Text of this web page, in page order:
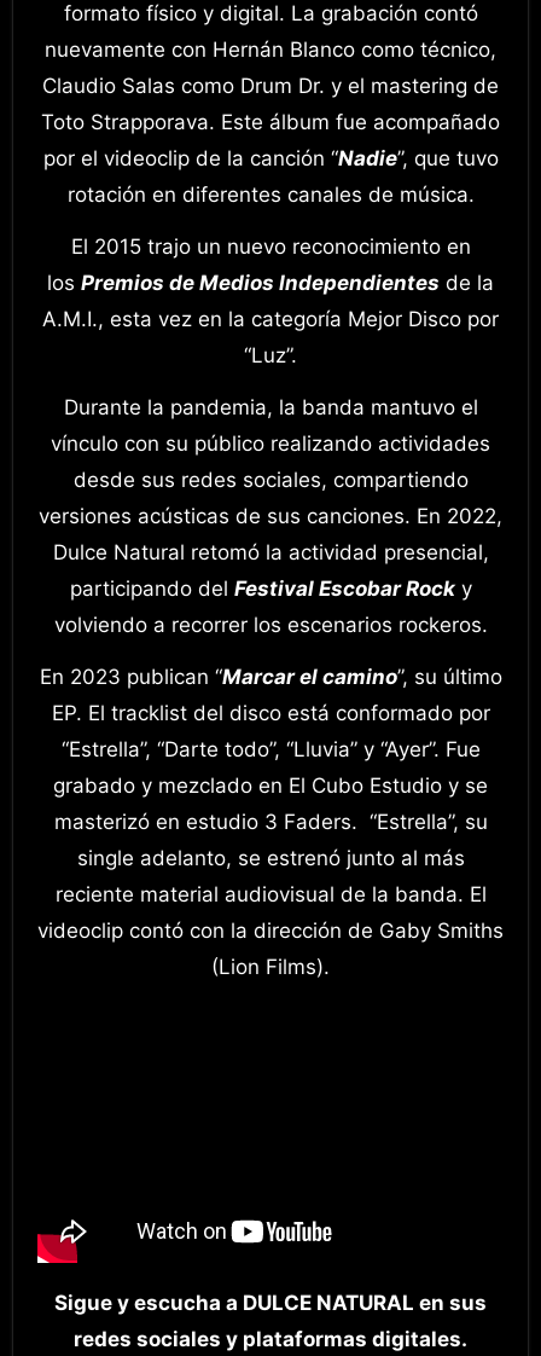
formato físico y digital. La grabación contó
nuevamente con Hernán Blanco como técnico,
Claudio Salas como Drum Dr. y el mastering de
Toto Strapporava. Este álbum fue acompañado
por el videoclip de la canción “Nadie”, que tuvo
rotación en diferentes canales de música.
El 2015 trajo un nuevo reconocimiento en
los Premios de Medios Independientes de la
A.M.I., esta vez en la categoría Mejor Disco por
“Luz”.
Durante la pandemia, la banda mantuvo el
vínculo con su público realizando actividades
desde sus redes sociales, compartiendo
versiones acústicas de sus canciones. En 2022,
Dulce Natural retomó la actividad presencial,
participando del Festival Escobar Rocky
volviendo a recorrer los escenarios rockeros.
En 2023 publican “Marcar el camino”, su último
EP. El tracklist del disco está conformado por
“Estrella”, “Darte todo”, “Lluvia” y “Ayer”. Fue
grabado y mezclado en El Cubo Estudio y se
masterizó en estudio 3 Faders. “Estrella”, su
single adelanto, se estrenó junto al más
reciente material audiovisual de la banda. El
videoclip contó con la dirección de Gaby Smiths
(Lion Films).
Sigue y escucha a DULCE NATURAL en sus
redes sociales y plataformas digitales.